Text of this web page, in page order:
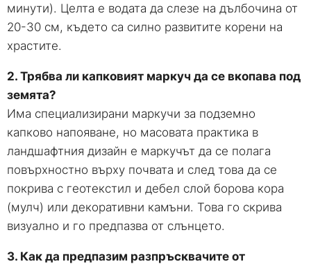
минути). Целта е водата да слезе на дълбочина от
20-30 см, където са силно развитите корени на
храстите.
2. Трябва ли капковият маркуч да се вкопава под
земята?
Има специализирани маркучи за подземно
капково напояване, но масовата практика в
ландшафтния дизайн е маркучът да се полага
повърхностно върху почвата и след това да се
покрива с геотекстил и дебел слой борова кора
(мулч) или декоративни камъни. Това го скрива
визуално и го предпазва от слънцето.
3. Как да предпазим разпръсквачите от